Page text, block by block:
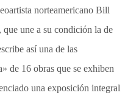
norteamericano Bill
une a su condición la de
así una de las
de 16 obras que se exhiben
una exposición integral